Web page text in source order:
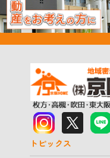
トピックス